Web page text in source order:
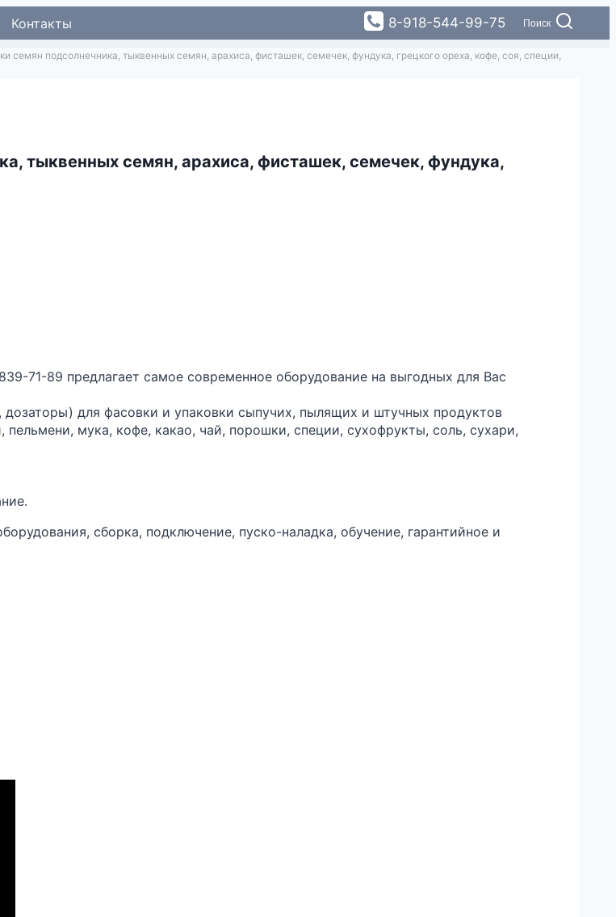
Контакты 8-918-544-99-75 Поиск
семян подсолнечника, тыквенных семян, арахиса, фисташек, семечек, фундука, грецкого ореха, кофе, соя, специи,
тыквенных семян, арахиса, фисташек, семечек, фундука,
71-89 предлагает самое современное оборудование на выгодных для Вас
для фасовки и упаковки сыпучих, пылящих и штучных продуктов
мука, кофе, какао, чай, порошки, специи, сухофрукты, соль, сухари,
сборка, подключение, пуско-наладка, обучение, гарантийное и